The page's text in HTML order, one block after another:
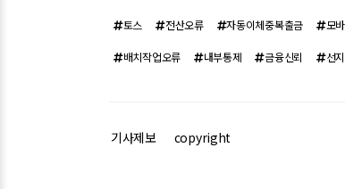
토스 전산오류 자동이체중복출금 모
배치작업오류 내부통제 금융신뢰 선
기사제보 copyright